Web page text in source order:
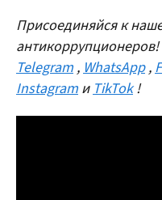
Присоединяйся к
Telegram ,WhatsApp ,
Instagram иTikTok !